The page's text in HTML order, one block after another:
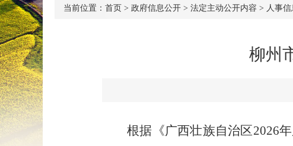
当前位置： 首页 > 政府信息公开 > 法定主动公开内容 > 人事信
柳州
根据《广西壮族自治区2026